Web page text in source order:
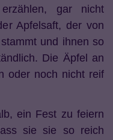
gar nicht
Apfelsaft, der von
und ihnen so
Die Äpfel an
oder noch nicht reif
ein Fest zu feiern
sie sie so reich